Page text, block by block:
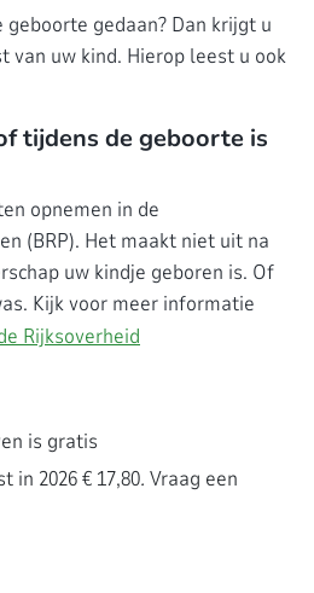
gedaan? Dan krijgt u
van uw kind. Hierop leest u ook
tijdens de geboorte is
opnemen in de
(BRP). Het maakt niet uit na
uw kindje geboren is. Of
Kijk voor meer informatie
Rijksoverheid
is gratis
in 2026 € 17,80. Vraag een